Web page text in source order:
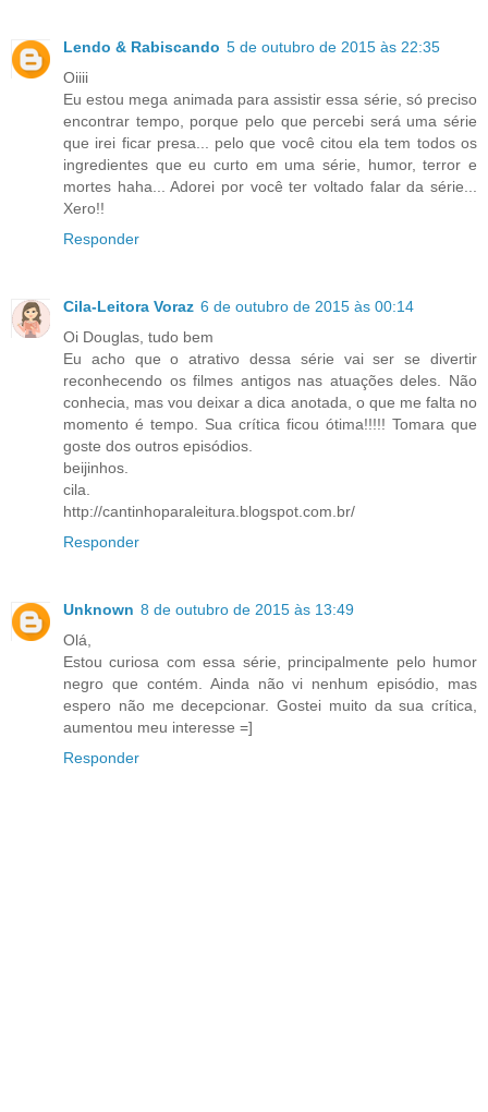
Lendo & Rabiscando 5 de outubro de 2015 às 22:35
Oiiii
Eu estou mega animada para assistir essa série, só preciso
encontrar tempo, porque pelo que percebi será uma série
que irei ficar presa... pelo que você citou ela tem todos os
ingredientes que eu curto em uma série, humor, terror e
mortes haha... Adorei por você ter voltado falar da série...
Xero!!
Responder
Cila-Leitora Voraz 6 de outubro de 2015 às 00:14
Oi Douglas, tudo bem
Eu acho que o atrativo dessa série vai ser se divertir
reconhecendo os filmes antigos nas atuações deles. Não
conhecia, mas vou deixar a dica anotada, o que me falta no
momento é tempo. Sua crítica ficou ótima!!!!! Tomara que
goste dos outros episódios.
beijinhos.
cila.
http://cantinhoparaleitura.blogspot.com.br/
Responder
Unknown 8 de outubro de 2015 às 13:49
Olá,
Estou curiosa com essa série, principalmente pelo humor
negro que contém. Ainda não vi nenhum episódio, mas
espero não me decepcionar. Gostei muito da sua crítica,
aumentou meu interesse =]
Responder